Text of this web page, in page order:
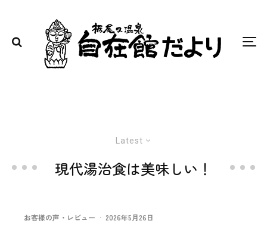
Latest
現代湯治食は美味しい！
お客様の声・レビュー · 2026年5月26日